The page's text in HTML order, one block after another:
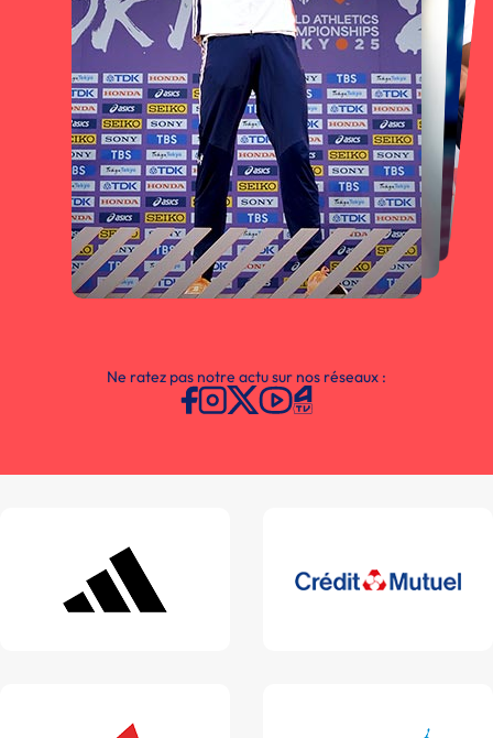
Ne ratez pas notre actu sur nos réseaux :